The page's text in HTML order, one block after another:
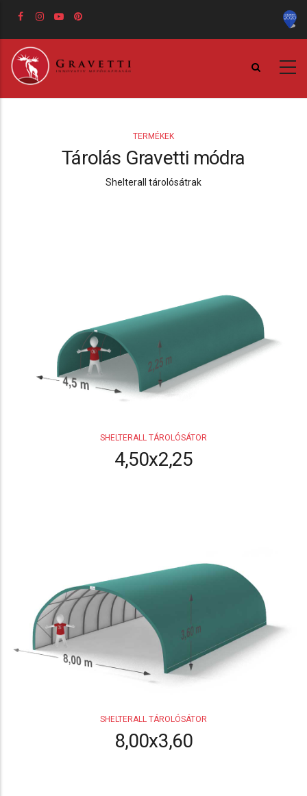
tartalomra
TERMÉKEK
Tárolás Gravetti módra
Shelterall tárolósátrak
SHELTERALL TÁROLÓSÁTOR
4,50x2,25
SHELTERALL TÁROLÓSÁTOR
8,00x3,60